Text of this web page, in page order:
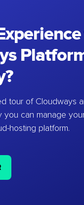
tour of Cloudways
you can manage
hosting platform.